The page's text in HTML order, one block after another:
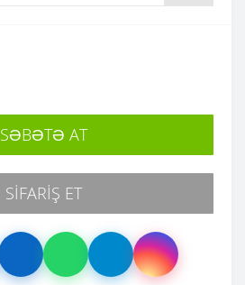
SƏBƏTƏ AT
SIFARIŞ ET